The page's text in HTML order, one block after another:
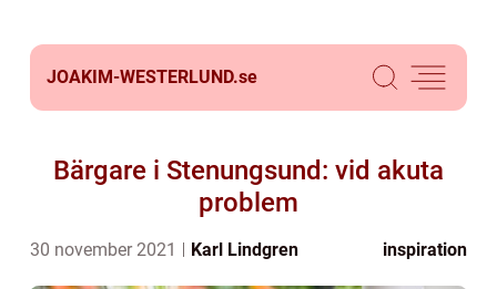
JOAKIM-WESTERLUND.se
Bärgare i Stenungsund: vid akuta
problem
30 november 2021 Karl Lindgren inspiration